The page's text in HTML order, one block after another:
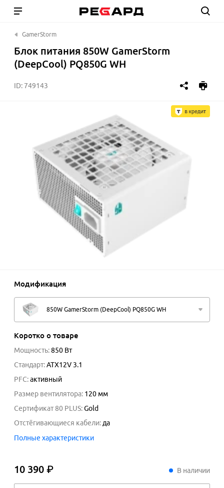
GamerStorm
Блок питания 850W GamerStorm
(DeepCool) PQ850G WH
ID: 749143
Модификация
850W GamerStorm (DeepCool) PQ850G WH
Коротко о товаре
Мощность:850 Вт
Стандарт:ATX12V 3.1
PFC:активный
Размер вентилятора: 120 мм
Сертификат 80 PLUS:Gold
Отстёгивающиеся кабели: да
Полные характеристики
10 390 ₽10 390 ₽ В наличии